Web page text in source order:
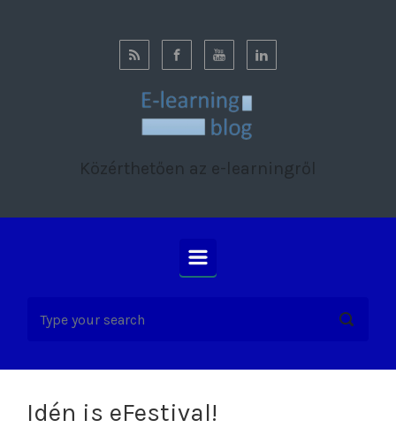
Közérthetően az e-learningről
Idén is eFestival!